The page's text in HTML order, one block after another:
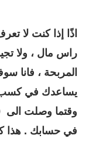
اذًا إذا كنت لا
راس مال ، ولا
المربحة ، فانا
يساعدك في كسب
في حسابك . هذا